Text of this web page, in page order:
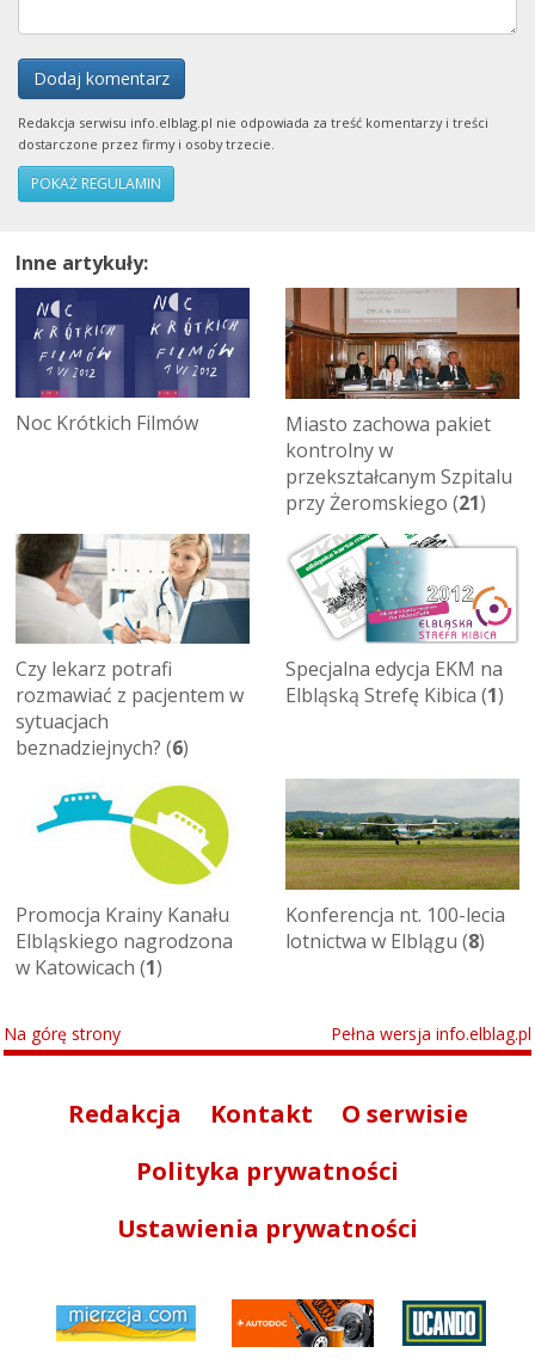
Dodaj komentarz
Redakcja serwisu info.elblag.pl nie odpowiada za treść komentarzy i treści
dostarczone przez firmy i osoby trzecie.
POKAŻ REGULAMIN
Inne artykuły:
Noc Krótkich Filmów
Miasto zachowa pakiet
kontrolny w
przekształcanym Szpitalu
przy Żeromskiego (21)
Czy lekarz potrafi
rozmawiać z pacjentem w
sytuacjach
beznadziejnych? (6)
Specjalna edycja EKM na
Elbląską Strefę Kibica (1)
Promocja Krainy Kanału
Elbląskiego nagrodzona
w Katowicach (1)
Konferencja nt. 100-lecia
lotnictwa w Elblągu (8)
Na górę strony Pełna wersja info.elblag.pl
Redakcja Kontakt
O serwisie
Polityka prywatności
Ustawienia prywatności